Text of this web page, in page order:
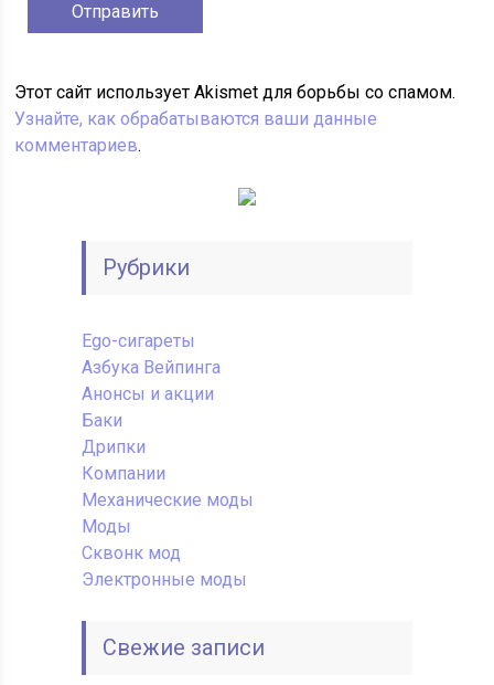
Этот сайт использует Akismet для борьбы со спамом.
Узнайте, как обрабатываются ваши данные
комментариев.
Рубрики
Ego-сигареты
Азбука Вейпинга
Анонсы и акции
Баки
Дрипки
Компании
Механические моды
Моды
Сквонк мод
Электронные моды
Свежие записи